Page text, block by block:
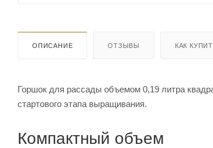
ОПИСАНИЕ ОТЗЫВЫ КАК
Горшок для рассады объемом 0,19 литра
стартового этапа выращивания.
Компактный объем